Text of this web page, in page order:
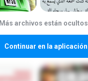
Más archivos están ocultos
Continuar en la aplicación